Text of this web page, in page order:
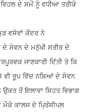
ਵਿਹਲ ਦੇ ਸਮੇਂ ਨੂੰ ਵਧੀਆ ਤਰੀਕੇ
ਵਸੇਵਾਂ ਕੇਂਦਰ ਨੇ
ਸੇਵਨ ਦੇ ਮਨੁੱਖੀ ਸਰੀਰ ਦੇ
ਜਾਣਕਾਰੀ ਦਿੱਤੀ ਤੇ ਕਿ
ਵੀ ਰੂਪ ਵਿੱਚ ਨਸ਼ਿਆਂ ਦੇ ਸੇਵਨ
ਉਕਤ ਤੋਂ ਇਲਾਵਾ ਸਿਹਤ ਵਿਭਾਗ
ਕਾਲਜ ਦੇ ਪ੍ਰਿੰਸੀਪਲ